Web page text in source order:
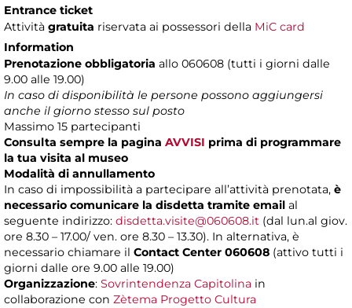
Entrance ticket
Attività gratuita riservata ai possessori della MiC card
Information
Prenotazione obbligatoria allo 060608 (tutti i giorni dalle
9.00 alle 19.00)
In caso di disponibilità le persone possono aggiungersi
anche il giorno stesso sul posto
Massimo 15 partecipanti
Consulta sempre la pagina AVVISI prima di programmare
la tua visita al museo
Modalità di annullamento
In caso di impossibilità a partecipare all’attività prenotata, è
necessario comunicare la disdetta tramite email al
seguente indirizzo: disdetta.visite@060608.it (dal lun.al giov.
ore 8.30 – 17.00/ ven. ore 8.30 – 13.30). In alternativa, è
necessario chiamare il Contact Center 060608 (attivo tutti i
giorni dalle ore 9.00 alle 19.00)
Organizzazione: Sovrintendenza Capitolina in
collaborazione con Zètema Progetto Cultura